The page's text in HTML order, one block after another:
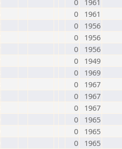
0
1961
0
1961
0
1956
0
1956
0
1956
0
1949
0
1969
0
1967
0
1967
0
1967
0
1965
0
1965
0
1965